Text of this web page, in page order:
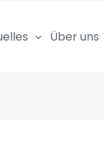
Über uns